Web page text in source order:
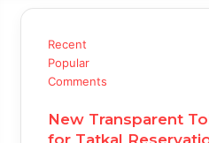
Recent
Popular
Comments
New Transparent
for Tatkal